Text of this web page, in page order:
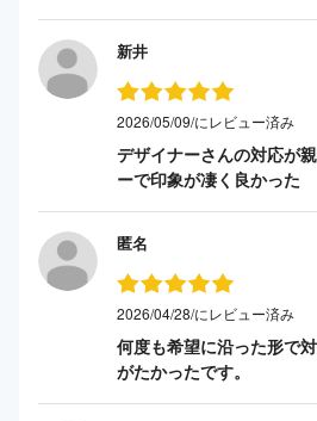
新井
2026/05/09/にレビュー済み
デザイナーさんの対応が
ーで印象が凄く良かった
匿名
2026/04/28/にレビュー済み
何度も希望に沿った形で
がたかったです。